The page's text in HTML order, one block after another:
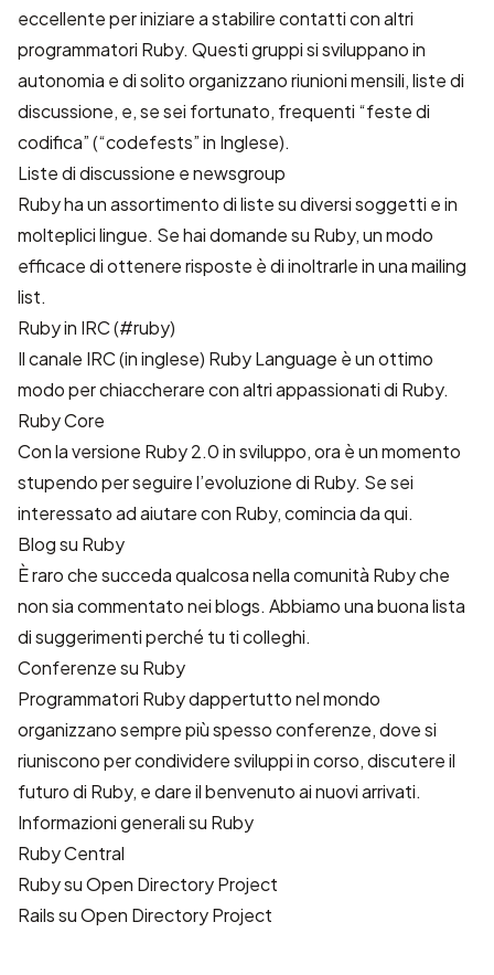
eccellente per iniziare a stabilire contatti con altri
programmatori Ruby. Questi gruppi si sviluppano in
autonomia e di solito organizzano riunioni mensili, liste di
discussione, e, se sei fortunato, frequenti “feste di
codifica” (“codefests” in Inglese).
Liste di discussione e newsgroup
Ruby ha un assortimento di liste su diversi soggetti e in
molteplici lingue. Se hai domande su Ruby, un modo
efficace di ottenere risposte è di inoltrarle in una mailing
list.
Ruby in IRC (#ruby)
Il canale IRC (in inglese) Ruby Language è un ottimo
modo per chiaccherare con altri appassionati di Ruby.
Ruby Core
Con la versione Ruby 2.0 in sviluppo, ora è un momento
stupendo per seguire l’evoluzione di Ruby. Se sei
interessato ad aiutare con Ruby, comincia da qui.
Blog su Ruby
È raro che succeda qualcosa nella comunità Ruby che
non sia commentato nei blogs. Abbiamo una buona lista
di suggerimenti perché tu ti colleghi.
Conferenze su Ruby
Programmatori Ruby dappertutto nel mondo
organizzano sempre più spesso conferenze, dove si
riuniscono per condividere sviluppi in corso, discutere il
futuro di Ruby, e dare il benvenuto ai nuovi arrivati.
Informazioni generali su Ruby
Ruby Central
Ruby su Open Directory Project
Rails su Open Directory Project